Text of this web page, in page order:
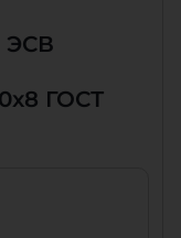
ЭСВ
ГОСТ